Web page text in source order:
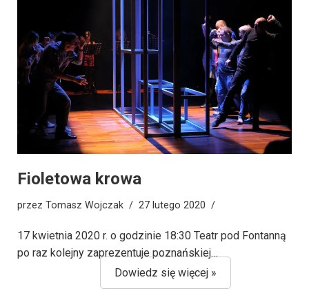
Fioletowa krowa
przez Tomasz Wojczak 27 lutego 2020
17 kwietnia 2020 r. o godzinie 18:30 Teatr pod Fontanną
po raz kolejny zaprezentuje poznańskiej…
Dowiedz się więcej »